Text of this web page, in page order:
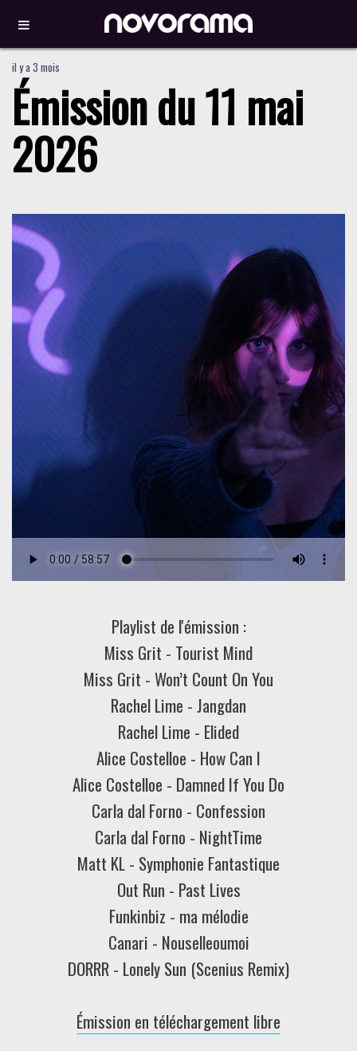
il y a 3 mois
Émission du 11 mai
2026
Playlist de l'émission :
Miss Grit - Tourist Mind
Miss Grit - Won’t Count On You
Rachel Lime - Jangdan
Rachel Lime - Elided
Alice Costelloe - How Can I
Alice Costelloe - Damned If You Do
Carla dal Forno - Confession
Carla dal Forno - NightTime
Matt KL - Symphonie Fantastique
Out Run - Past Lives
Funkinbiz - ma mélodie
Canari - Nouselleoumoi
DORRR - Lonely Sun (Scenius Remix)
Émission en téléchargement libre